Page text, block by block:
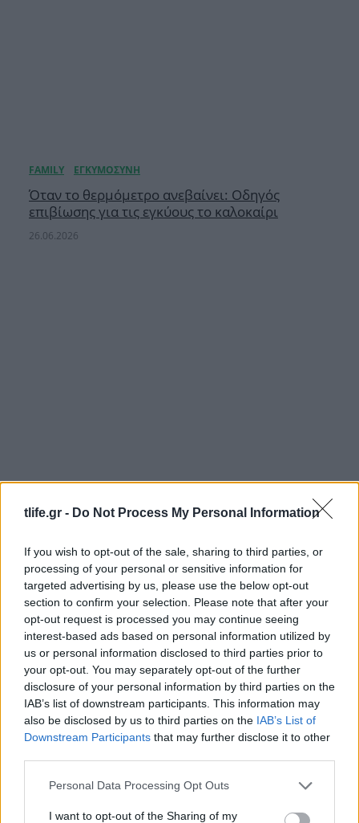
tlife.gr - Do Not Process My Personal Information
If you wish to opt-out of the sale, sharing to third parties, or
processing of your personal or sensitive information for
targeted advertising by us, please use the below opt-out
section to confirm your selection. Please note that after your
opt-out request is processed you may continue seeing
interest-based ads based on personal information utilized by
us or personal information disclosed to third parties prior to
your opt-out. You may separately opt-out of the further
disclosure of your personal information by third parties on the
IAB’s list of downstream participants. This information may
also be disclosed by us to third parties on the IAB’s List of
Downstream Participants that may further disclose it to other
Please note that this website/app uses one or more Google
not limited to your visit or usage behaviour. You may click to
Personal Data Processing Opt Outs
I want to opt-out of the Sharing of my
Όταν το θερμόμετρο ανεβαίνει: Οδηγός
επιβίωσης για τις εγκύους το καλοκαίρι
26.06.2026
Ευρυπίδου: Αγκαλιασμένοι και ερωτευμένοι
ποζάρουν στο ηλιοβασίλεμα της Σαντορίνης
07.08.2026